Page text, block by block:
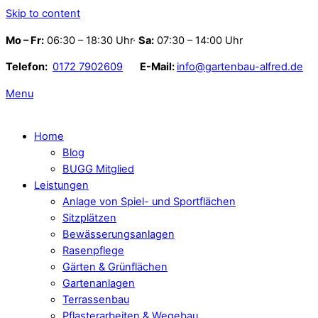
Skip to content
Mo – Fr: 06:30 – 18:30 Uhr· Sa: 07:30 – 14:00 Uhr
Telefon: 0172 7902609 E-Mail: info@gartenbau-alfred.de
Menu
Home
Blog
BUGG Mitglied
Leistungen
Anlage von Spiel- und Sportflächen
Sitzplätzen
Bewässerungsanlagen
Rasenpflege
Gärten & Grünflächen
Gartenanlagen
Terrassenbau